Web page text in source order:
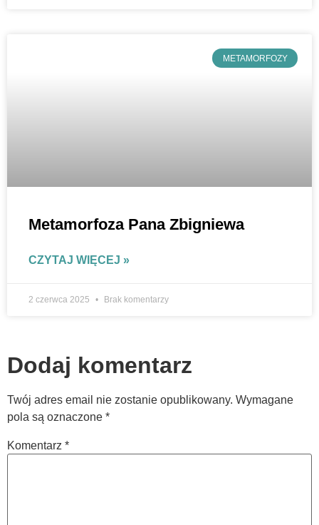
METAMORFOZY
Metamorfoza Pana Zbigniewa
CZYTAJ WIĘCEJ »
2 czerwca 2025 Brak komentarzy
Dodaj komentarz
Twój adres email nie zostanie opublikowany. Wymagane
pola są oznaczone *
Komentarz *